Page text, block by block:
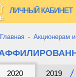
ЛИЧНЫЙ КАБИНЕТ
Главная - Акционерам
2020 2019